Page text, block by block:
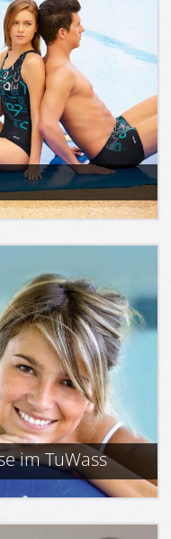
im TuWass